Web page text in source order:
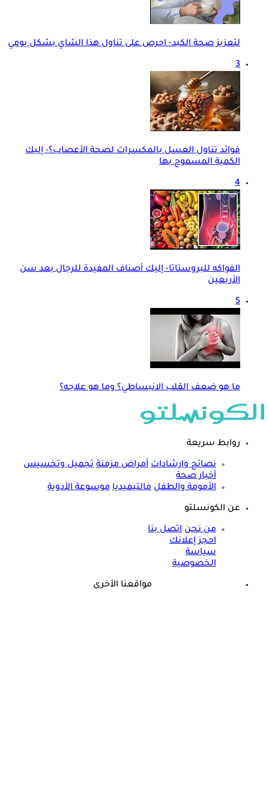
لتعزيز صحة الكبد- احرص على تناول هذا الشاي بشكل يومي
3
فوائد تناول العسل بالمكسرات لصحة الأعصاب؟- إليك
الكمية المسموح بها
4
الفواكه للبروستاتا- إليك أصناف المفيدة للرجال بعد سن
الأربعين
5
ما هو ضعف القلب الانبساطي؟ وما هو علاجه؟
روابط سريعة
نصائح وارشادات أمراض مزمنة تجميل وتخسيس
أخبار صحة
الأمومة والطفل مالتيميديا موسوعة الأدوية
عن الكونسلتو
من نحن اتصل بنا
احجز إعلانك
سياسة
الخصوصية
مواقعنا الأخرى